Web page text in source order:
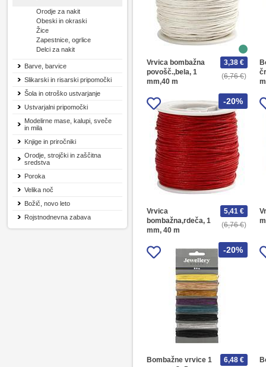
Orodje za nakit
Obeski in okraski
Žice
Zapestnice, ogrlice
Delci za nakit
Barve, barvice
Slikarski in risarski pripomočki
Šola in otroško ustvarjanje
Ustvarjalni pripomočki
Modelirne mase, kalupi, sveče
in mila
Knjige in priročniki
Orodje, strojčki in zaščitna
sredstva
Poroka
Velika noč
Božič, novo leto
Rojstnodnevna zabava
Vrvica bombažna
povošč.,bela, 1
mm,40 m
6,76 €
3,38 €
-20%
Vrvica
bombažna,rdeča, 1
mm, 40 m
6,76 €
5,41 €
-20%
Bombažne vrvice 1
6,48 €